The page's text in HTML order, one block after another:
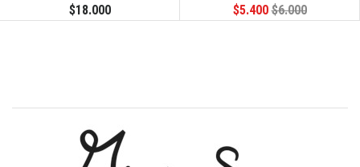
$18.000 $5.400 $6.000